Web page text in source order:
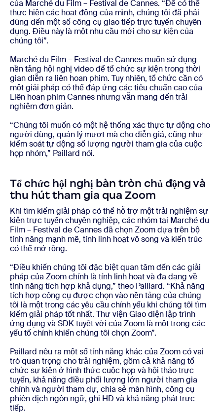
của Marché du Film – Festival de Cannes. “Để có thể
thực hiện các hoạt động của mình, chúng tôi đã phải
dùng đến một số công cụ giao tiếp trực tuyến chuyên
dụng. Điều này là một nhu cầu mới cho sự kiện của
chúng tôi”.
Marché du Film – Festival de Cannes muốn sử dụng
nền tảng hội nghị video để tổ chức sự kiện trong thời
gian diễn ra liên hoan phim. Tuy nhiên, tổ chức cần có
một giải pháp có thể đáp ứng các tiêu chuẩn cao của
Liên hoan phim Cannes nhưng vẫn mang đến trải
nghiệm đơn giản.
“Chúng tôi muốn có một hệ thống xác thực tự động cho
người dùng, quản lý mượt mà cho diễn giả, cũng như
kiểm soát tự động số lượng người tham gia của cuộc
họp nhóm,” Paillard nói.
Tổ chức hội nghị bàn tròn chủ động và
thu hút tham gia qua Zoom
Khi tìm kiếm giải pháp có thể hỗ trợ một trải nghiệm sự
kiện trực tuyến chuyên nghiệp, các nhóm tại Marché du
Film – Festival de Cannes đã chọn Zoom dựa trên bộ
tính năng mạnh mẽ, tính linh hoạt vô song và kiến trúc
có thể mở rộng.
“Điều khiến chúng tôi đặc biệt quan tâm đến các giải
pháp của Zoom chính là tính linh hoạt và đa dạng về
tính năng tích hợp khả dụng,” theo Paillard. “Khả năng
tích hợp công cụ được chọn vào nền tảng của chúng
tôi là một trong các yêu cầu chính yếu khi chúng tôi tìm
kiếm giải pháp tốt nhất. Thư viện Giao diện lập trình
ứng dụng và SDK tuyệt vời của Zoom là một trong các
yếu tố chính khiến chúng tôi chọn Zoom”.
Paillard nêu ra một số tính năng khác của Zoom có vai
trò quan trọng cho trải nghiệm, gồm cả khả năng tổ
chức sự kiện ở hình thức cuộc họp và hội thảo trực
tuyến, khả năng điều phối lượng lớn người tham gia
chính và người tham dự, chia sẻ màn hình, công cụ
phiên dịch ngôn ngữ, ghi HD và khả năng phát trực
tiếp.